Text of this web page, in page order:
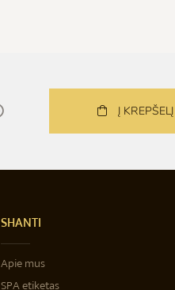
Į KREPŠELĮ
SHANTI
Apie mus
SPA etiketas